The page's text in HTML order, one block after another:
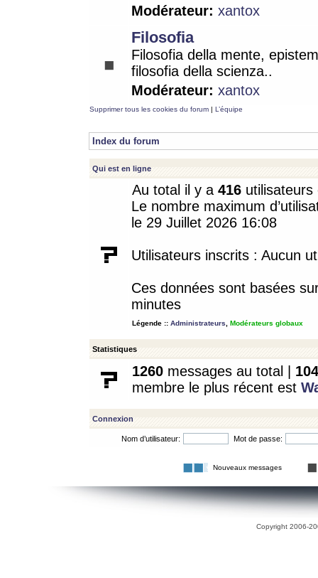
Modérateur: xantox
Filosofia
Filosofia della mente,
filosofia della scienza..
Modérateur: xantox
Supprimer tous les cookies du forum | L’équipe
Index du forum
Qui est en ligne
Au total il y a 416
Le nombre maximum
le 29 Juillet 2026 16:08
Utilisateurs inscrits : Aucun
Ces données sont basées
minutes
Légende :: Administrateurs Modérateurs globaux
Statistiques
1260 messages au total | 104
membre le plus récent est
Connexion
Nom d’utilisateur: Mot de passe:
Nouveaux messages
Copyright 2006-